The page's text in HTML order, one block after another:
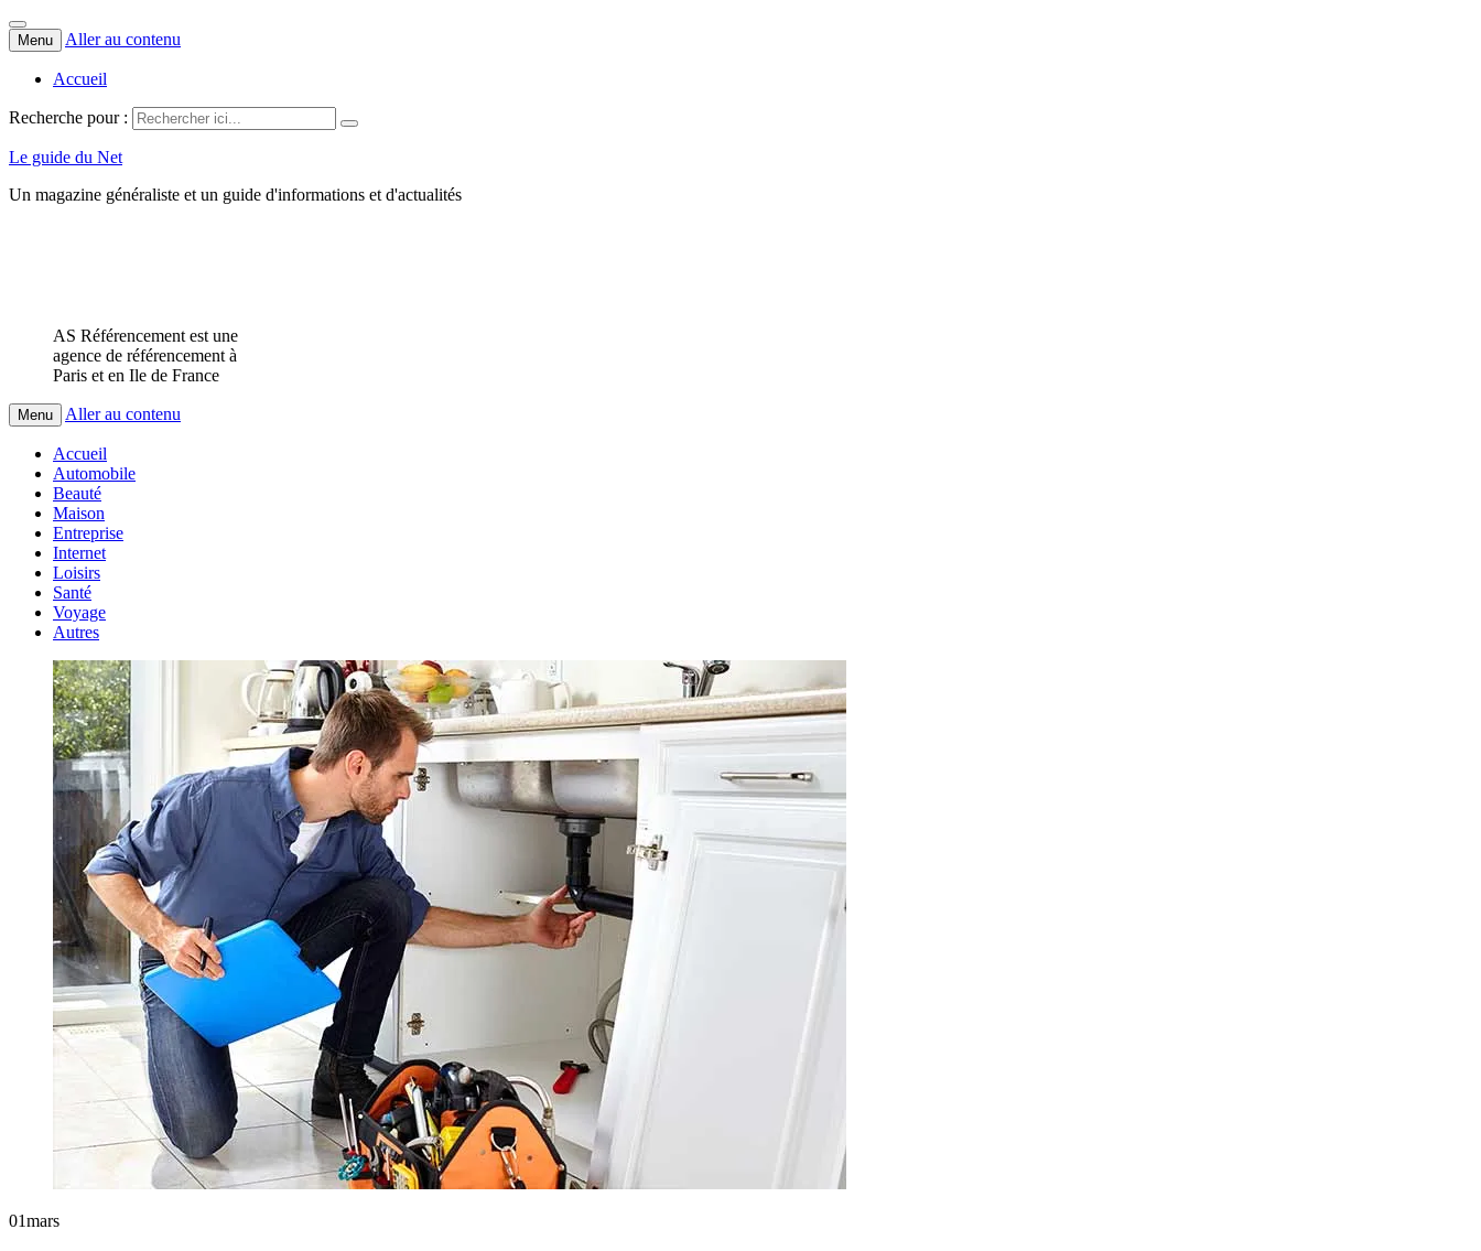
Menu Aller au contenu
Accueil
Recherche pour :
Le guide du Net
Un magazine généraliste et un guide d'informations et d'actualités
AS Référencement est une
agence de référencement à
Paris et en Ile de France
Menu Aller au contenu
Accueil
Automobile
Beauté
Maison
Entreprise
Internet
Loisirs
Santé
Voyage
Autres
01mars